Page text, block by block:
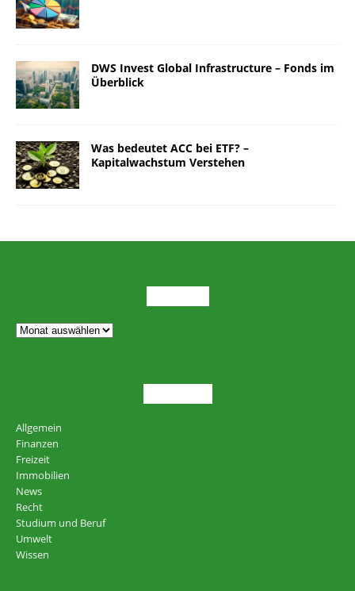
DWS Invest Global Infrastructure – Fonds im
Überblick
Was bedeutet ACC bei ETF? –
Kapitalwachstum Verstehen
Allgemein
Finanzen
Freizeit
Immobilien
News
Recht
Studium und Beruf
Umwelt
Wissen